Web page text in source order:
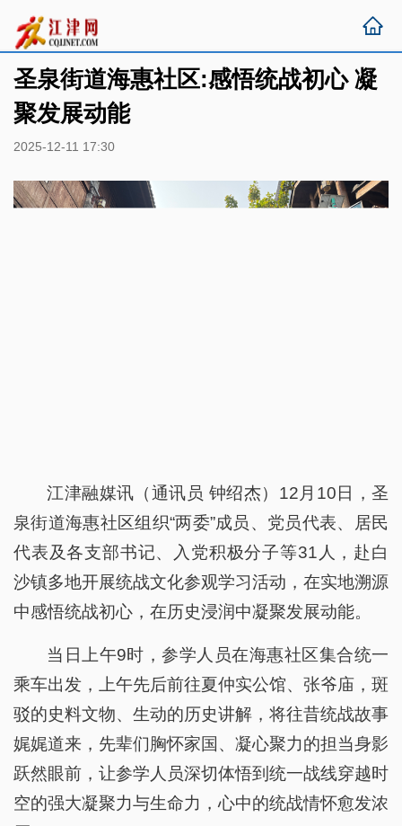
圣泉街道海惠社区:感悟统战初心 凝
聚发展动能
2025-12-11 17:30
江津融媒讯（通讯员 钟绍杰）12月10日，圣
泉街道海惠社区组织“两委”成员、党员代表、居民
代表及各支部书记、入党积极分子等31人，赴白
沙镇多地开展统战文化参观学习活动，在实地溯源
中感悟统战初心，在历史浸润中凝聚发展动能。
当日上午9时，参学人员在海惠社区集合统一
乘车出发，上午先后前往夏仲实公馆、张爷庙，斑
驳的史料文物、生动的历史讲解，将往昔统战故事
娓娓道来，先辈们胸怀家国、凝心聚力的担当身影
跃然眼前，让参学人员深切体悟到统一战线穿越时
空的强大凝聚力与生命力，心中的统战情怀愈发浓